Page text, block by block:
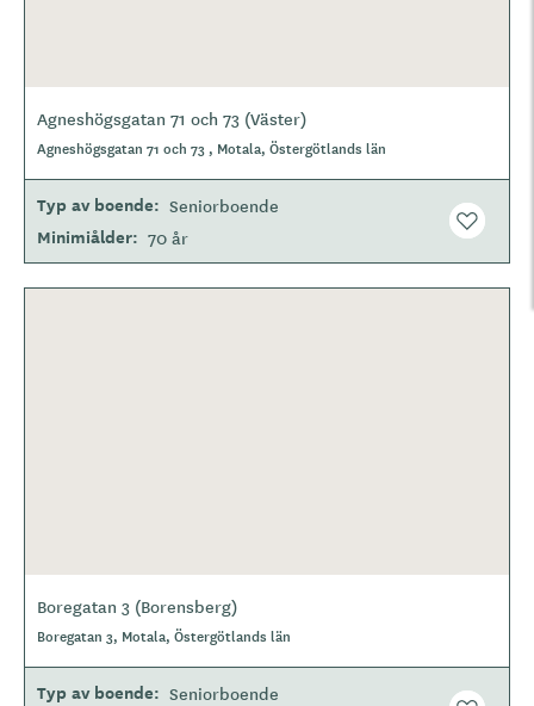
Agneshögsgatan 71 och 73 (Väster)
Agneshögsgatan 71 och 73 , Motala, Östergötlands län
Typ av boende Seniorboende
Minimiålder 70 år
Boregatan 3 (Borensberg)
Boregatan 3, Motala, Östergötlands län
Typ av boende Seniorboende